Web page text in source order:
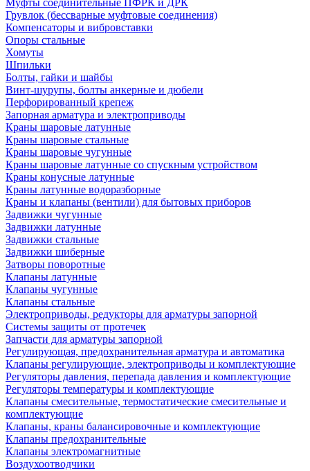
Муфты соединительные ПФРК и ДРК
Грувлок (бессварные муфтовые соединения)
Компенсаторы и вибровставки
Опоры стальные
Хомуты
Шпильки
Болты, гайки и шайбы
Винт-шурупы, болты анкерные и дюбели
Перфорированный крепеж
Запорная арматура и электроприводы
Краны шаровые латунные
Краны шаровые стальные
Краны шаровые чугунные
Краны шаровые латунные со спускным устройством
Краны конусные латунные
Краны латунные водоразборные
Краны и клапаны (вентили) для бытовых приборов
Задвижки чугунные
Задвижки латунные
Задвижки стальные
Задвижки шиберные
Затворы поворотные
Клапаны латунные
Клапаны чугунные
Клапаны стальные
Электроприводы, редукторы для арматуры запорной
Системы защиты от протечек
Запчасти для арматуры запорной
Регулирующая, предохранительная арматура и автоматика
Клапаны регулирующие, электроприводы и комплектующие
Регуляторы давления, перепада давления и комплектующие
Регуляторы температуры и комплектующие
Клапаны смесительные, термостатические смесительные и
комплектующие
Клапаны, краны балансировочные и комплектующие
Клапаны предохранительные
Клапаны электромагнитные
Воздухоотводчики